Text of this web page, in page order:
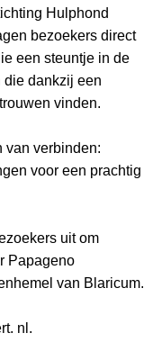
Hulphond
bezoekers direct
een steuntje in de
die dankzij een
vinden.
van verbinden:
voor een prachtig
uit om
Papageno
van Blaricum.
nl.